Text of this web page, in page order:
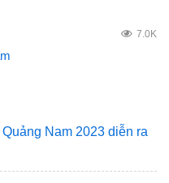
7.0K
Nam 2023 diễn ra